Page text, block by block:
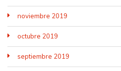
noviembre 2019
octubre 2019
septiembre 2019